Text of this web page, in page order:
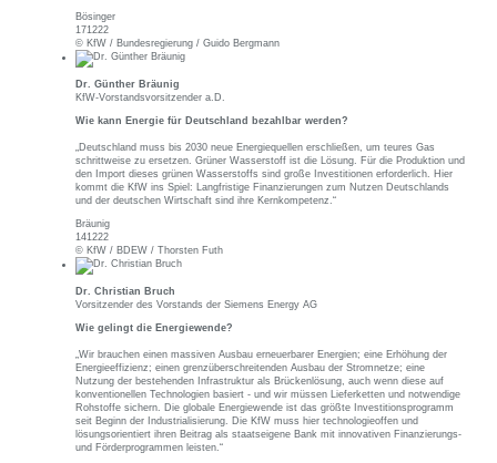
Bösinger
171222
© KfW / Bundesregierung / Guido Bergmann
Dr. Günther Bräunig
KfW-Vorstandsvorsitzender a.D.
Wie kann Energie für Deutschland bezahlbar werden?
„Deutschland muss bis 2030 neue Energiequellen erschließen, um teures Gas
schrittweise zu ersetzen. Grüner Wasserstoff ist die Lösung. Für die Produktion und
den Import dieses grünen Wasserstoffs sind große Investitionen erforderlich. Hier
kommt die KfW ins Spiel: Langfristige Finanzierungen zum Nutzen Deutschlands
und der deutschen Wirtschaft sind ihre Kernkompetenz.“
Bräunig
141222
© KfW / BDEW / Thorsten Futh
Dr. Christian Bruch
Vorsitzender des Vorstands der Siemens Energy AG
Wie gelingt die Energiewende?
„Wir brauchen einen massiven Ausbau erneuerbarer Energien; eine Erhöhung der
Energieeffizienz; einen grenzüberschreitenden Ausbau der Stromnetze; eine
Nutzung der bestehenden Infrastruktur als Brückenlösung, auch wenn diese auf
konventionellen Technologien basiert - und wir müssen Lieferketten und notwendige
Rohstoffe sichern. Die globale Energiewende ist das größte Investitionsprogramm
seit Beginn der Industrialisierung. Die KfW muss hier technologieoffen und
lösungsorientiert ihren Beitrag als staatseigene Bank mit innovativen Finanzierungs-
und Förderprogrammen leisten.“